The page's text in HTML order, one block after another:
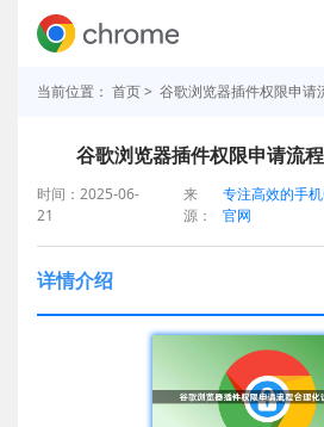
当前位置： 首页> 谷歌浏览器插件权限申请
谷歌浏览器插件权限申请流
时间：2025-06-
21
来
源：
专注高效的手
官网
详情介绍